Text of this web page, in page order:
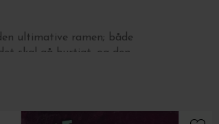
ultimative ramen; både
skal gå hurtigt, og den